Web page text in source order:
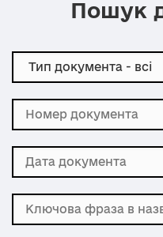
Пошук